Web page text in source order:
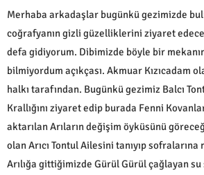
Merhaba arkadaşlar bugünkü gezimizde
coğrafyanın gizli güzelliklerini ziyaret
defa gidiyorum. Dibimizde böyle bir
bilmiyordum açıkçası. Akmuar Kızıcadam
halkı tarafından. Bugünkü gezimiz Balcı
Krallığını ziyaret edip burada Fenni
aktarılan Arıların değişim öyküsünü
olan Arıcı Tontul Ailesini tanıyıp
Arılığa gittiğimizde Gürül Gürül çağlayan